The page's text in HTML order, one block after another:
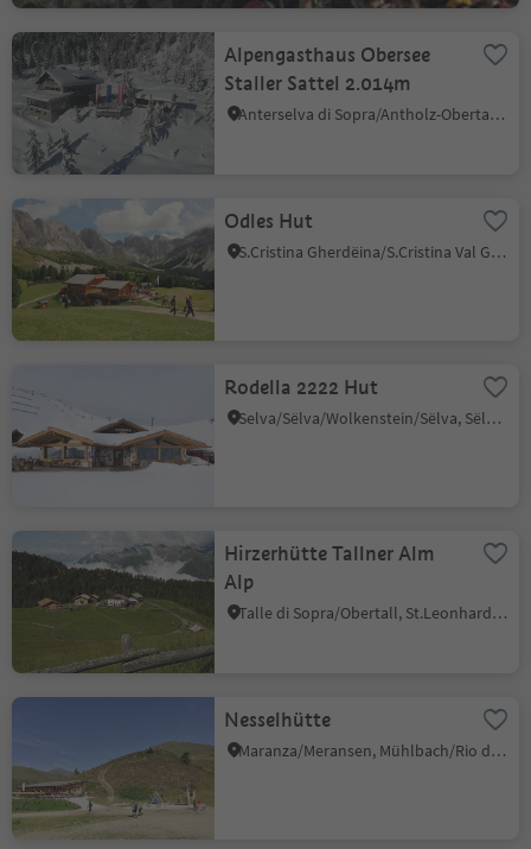
Alpengasthaus Obersee
Staller Sattel 2.014m
Anterselva di Sopra/Antholz-Obertal, Rasen-Antholz/Rasun Anterselva, Dolomites Region Kronplatz/Plan de Corones
Odles Hut
S.Cristina Gherdëina/S.Cristina Val Gardena/S.Cristina Gherdëina/St.Christina in Gröden, S.Crestina Gherdëina/Santa Cristina Val Gardana, Dolomites Region Val Gardena
Rodella 2222 Hut
Selva/Sëlva/Wolkenstein/Sëlva, Sëlva/Selva di Val Gardena, Dolomites Region Val Gardena
Hirzerhütte Tallner Alm
Alp
Talle di Sopra/Obertall, St.Leonhard in Passeier/San Leonardo in Passiria, Meran/Merano and environs
Nesselhütte
Maranza/Meransen, Mühlbach/Rio di Pusteria, Brixen/Bressanone and environs